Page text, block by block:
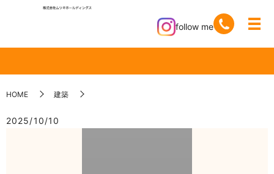
follow me
HOME 建築
2025/10/10